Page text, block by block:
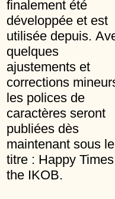
the IKOB.